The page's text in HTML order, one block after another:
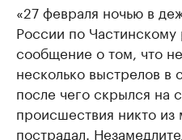
«27 февраля ночью в
России по Частинскому
сообщение о том, что
несколько выстрелов в
после чего скрылся на
происшествия никто
пострадал.